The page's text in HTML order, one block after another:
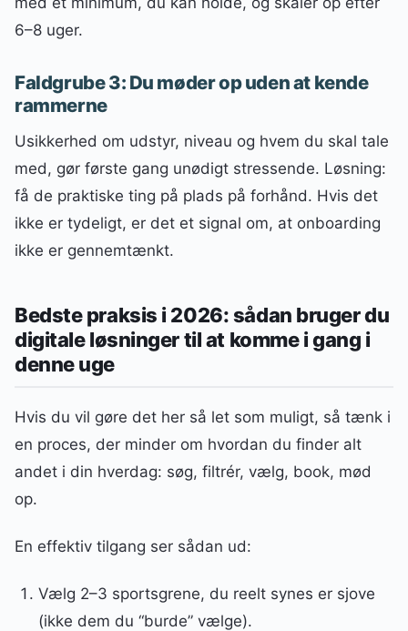
6–8 uger.
Faldgrube 3: Du møder op uden at kende
rammerne
Usikkerhed om udstyr, niveau og hvem du skal tale
med, gør første gang unødigt stressende. Løsning:
få de praktiske ting på plads på forhånd. Hvis det
ikke er tydeligt, er det et signal om, at onboarding
ikke er gennemtænkt.
Bedste praksis i 2026: sådan bruger du
digitale løsninger til at komme i gang i
denne uge
Hvis du vil gøre det her så let som muligt, så tænk i
en proces, der minder om hvordan du finder alt
andet i din hverdag: søg, filtrér, vælg, book, mød
op.
En effektiv tilgang ser sådan ud:
Vælg 2–3 sportsgrene, du reelt synes er sjove
(ikke dem du “burde” vælge).